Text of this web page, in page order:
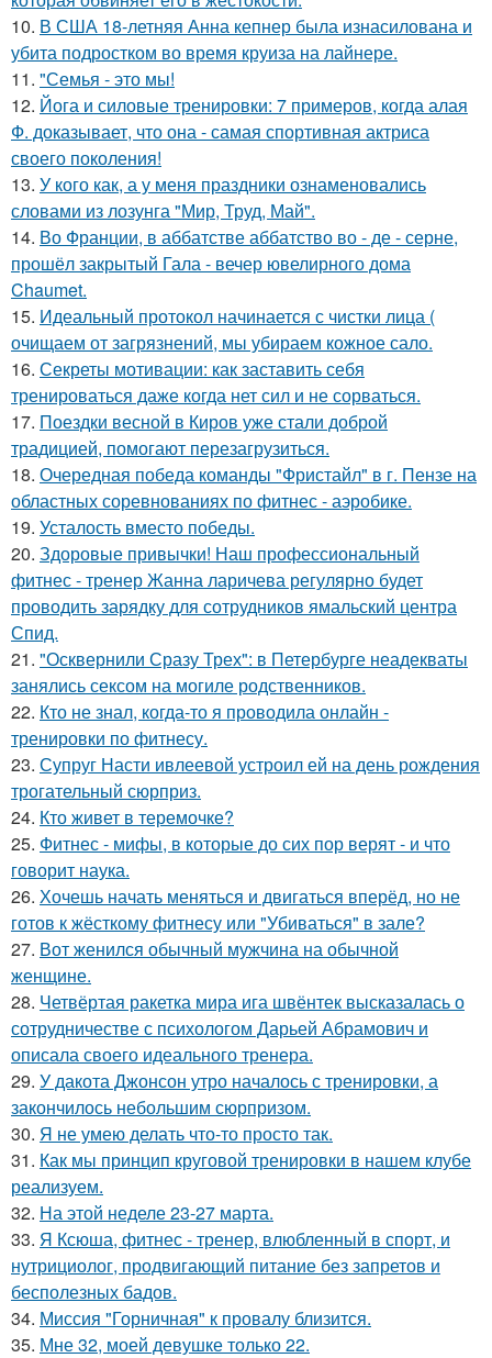
10. В США 18-летняя Анна кепнер была изнасилована и
убита подростком во время круиза на лайнере.
11. "Семья - это мы!
12. Йога и силовые тренировки: 7 примеров, когда алая
Ф. доказывает, что она - самая спортивная актриса
своего поколения!
13. У кого как, а у меня праздники ознаменовались
словами из лозунга "Мир, Труд, Май".
14. Во Франции, в аббатстве аббатство во - де - серне,
прошёл закрытый Гала - вечер ювелирного дома
Chaumet.
15. Идеальный протокол начинается с чистки лица (
очищаем от загрязнений, мы убираем кожное сало.
16. Секреты мотивации: как заставить себя
тренироваться даже когда нет сил и не сорваться.
17. Поездки весной в Киров уже стали доброй
традицией, помогают перезагрузиться.
18. Очередная победа команды "Фристайл" в г. Пензе на
областных соревнованиях по фитнес - аэробике.
19. Усталость вместо победы.
20. Здоровые привычки! Наш профессиональный
фитнес - тренер Жанна ларичева регулярно будет
проводить зарядку для сотрудников ямальский центра
Спид.
21. "Осквернили Сразу Трех": в Петербурге неадекваты
занялись сексом на могиле родственников.
22. Кто не знал, когда-то я проводила онлайн -
тренировки по фитнесу.
23. Супруг Насти ивлеевой устроил ей на день рождения
трогательный сюрприз.
24. Кто живет в теремочке?
25. Фитнес - мифы, в которые до сих пор верят - и что
говорит наука.
26. Хочешь начать меняться и двигаться вперёд, но не
готов к жёсткому фитнесу или "Убиваться" в зале?
27. Вот женился обычный мужчина на обычной
женщине.
28. Четвёртая ракетка мира ига швёнтек высказалась о
сотрудничестве с психологом Дарьей Абрамович и
описала своего идеального тренера.
29. У дакота Джонсон утро началось с тренировки, а
закончилось небольшим сюрпризом.
30. Я не умею делать что-то просто так.
31. Как мы принцип круговой тренировки в нашем клубе
реализуем.
32. На этой неделе 23-27 марта.
33. Я Ксюша, фитнес - тренер, влюбленный в спорт, и
нутрициолог, продвигающий питание без запретов и
бесполезных бадов.
34. Миссия "Горничная" к провалу близится.
35. Мне 32, моей девушке только 22.